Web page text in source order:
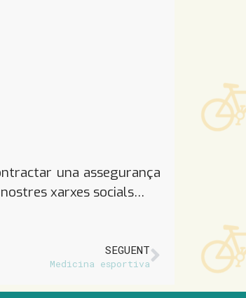
una assegurança
xarxes socials…
SEGUENT
Medicina esportiva